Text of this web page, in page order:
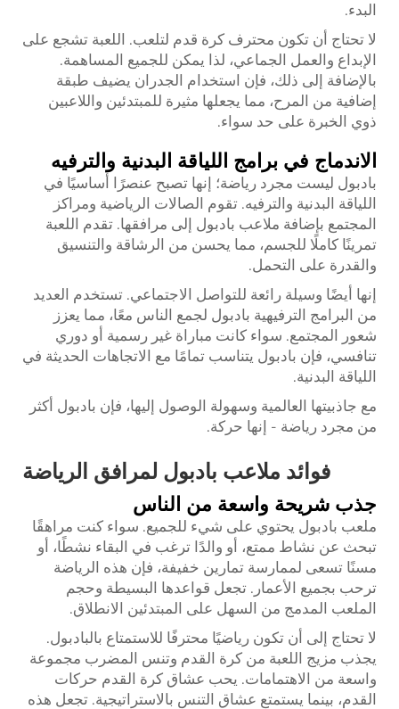
البدء.
لا تحتاج أن تكون محترف كرة قدم لتلعب. اللعبة تشجع على
الإبداع والعمل الجماعي، لذا يمكن للجميع المساهمة.
بالإضافة إلى ذلك، فإن استخدام الجدران يضيف طبقة
إضافية من المرح، مما يجعلها مثيرة للمبتدئين واللاعبين
ذوي الخبرة على حد سواء.
الاندماج في برامج اللياقة البدنية والترفيه
بادبول ليست مجرد رياضة؛ إنها تصبح عنصرًا أساسيًا في
اللياقة البدنية والترفيه. تقوم الصالات الرياضية ومراكز
المجتمع بإضافة ملاعب بادبول إلى مرافقها. تقدم اللعبة
تمرينًا كاملًا للجسم، مما يحسن من الرشاقة والتنسيق
والقدرة على التحمل.
إنها أيضًا وسيلة رائعة للتواصل الاجتماعي. تستخدم العديد
من البرامج الترفيهية بادبول لجمع الناس معًا، مما يعزز
شعور المجتمع. سواء كانت مباراة غير رسمية أو دوري
تنافسي، فإن بادبول يتناسب تمامًا مع الاتجاهات الحديثة في
اللياقة البدنية.
مع جاذبيتها العالمية وسهولة الوصول إليها، فإن بادبول أكثر
من مجرد رياضة - إنها حركة.
فوائد ملاعب بادبول لمرافق الرياضة
جذب شريحة واسعة من الناس
ملعب بادبول يحتوي على شيء للجميع. سواء كنت مراهقًا
تبحث عن نشاط ممتع، أو والدًا ترغب في البقاء نشطًا، أو
مسنًا تسعى لممارسة تمارين خفيفة، فإن هذه الرياضة
ترحب بجميع الأعمار. تجعل قواعدها البسيطة وحجم
الملعب المدمج من السهل على المبتدئين الانطلاق.
لا تحتاج إلى أن تكون رياضيًا محترفًا للاستمتاع بالبادبول.
يجذب مزيج اللعبة من كرة القدم وتنس المضرب مجموعة
واسعة من الاهتمامات. يحب عشاق كرة القدم حركات
القدم، بينما يستمتع عشاق التنس بالاستراتيجية. تجعل هذه